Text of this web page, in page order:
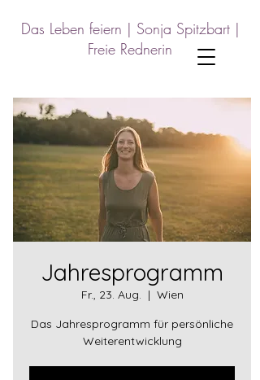
Das Leben feiern | Sonja Spitzbart |
Freie Rednerin
Jahresprogramm
Fr., 23. Aug.
  |
Wien
Das Jahresprogramm für persönliche
Weiterentwicklung